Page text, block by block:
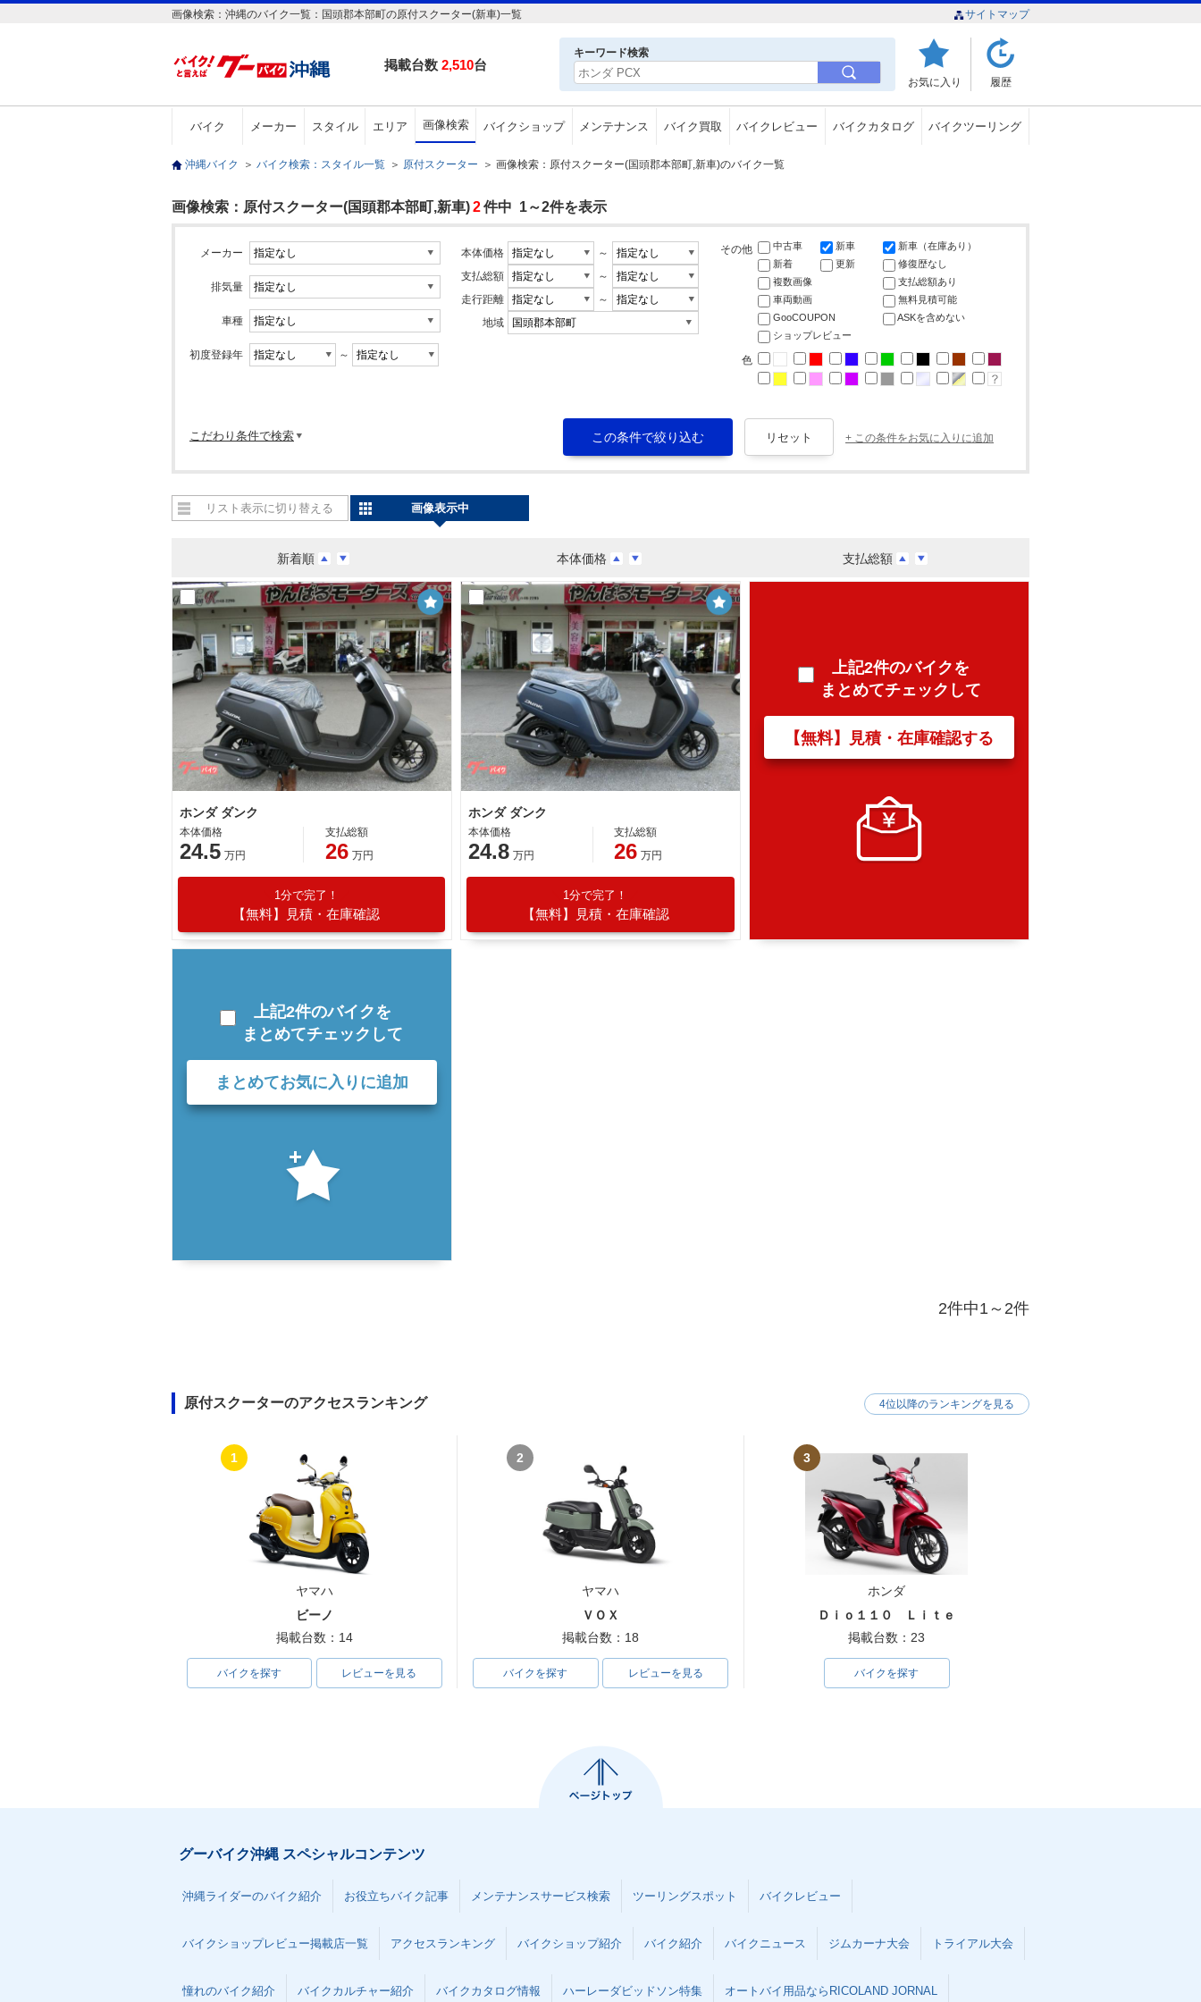
画像検索：沖縄のバイク一覧：国頭郡本部町の原付スクーター(新車)一覧 サイトマップ
掲載台数 2,510台
キーワード検索
お気に入り 履歴
バイク メーカー スタイル エリア 画像検索 バイクショップ メンテナンス バイク買取 バイクレビュー バイクカタログ バイクツーリング
沖縄バイク ＞ バイク検索：スタイル一覧 ＞ 原付スクーター ＞ 画像検索：原付スクーター(国頭郡本部町,新車)のバイク一覧
画像検索：原付スクーター(国頭郡本部町,新車)2件中 1～2件を表示
メーカー
排気量
車種
初度登録年 ～
本体価格
～
支払総額
～
走行距離
～
地域
その他 中古車 新車
新車（在庫あり）
新着
更新
修復歴なし
複数画像
支払総額あり
車両動画
無料見積可能
GooCOUPON
ASKを含めない
ショップレビュー
色
こだわり条件で検索 + この条件をお気に入りに追加
新着順 本体価格 支払総額
リスト表示に切り替える 画像表示中
ホンダ ダンク
本体価格
24.5 万円
支払総額
26 万円
1分で完了！
【無料】見積・在庫確認
ホンダ ダンク
本体価格
24.8 万円
支払総額
26 万円
1分で完了！
【無料】見積・在庫確認
上記2件のバイクを
まとめてチェックして
【無料】見積・在庫確認する
上記2件のバイクを
まとめてチェックして
まとめてお気に入りに追加
2件中1～2件
原付スクーターのアクセスランキング
1
ヤマハ
ビーノ
掲載台数：14
バイクを探す レビューを見る
2
ヤマハ
ＶＯＸ
掲載台数：18
バイクを探す レビューを見る
3
ホンダ
Ｄｉｏ１１０ Ｌｉｔｅ
掲載台数：23
バイクを探す
4位以降のランキングを見る
グーバイク沖縄 スペシャルコンテンツ
沖縄ライダーのバイク紹介 お役立ちバイク記事 メンテナンスサービス検索 ツーリングスポット バイクレビュー
バイクショップレビュー掲載店一覧 アクセスランキング バイクショップ紹介 バイク紹介 バイクニュース ジムカーナ大会 トライアル大会
憧れのバイク紹介 バイクカルチャー紹介 バイクカタログ情報 ハーレーダビッドソン特集 オートバイ用品ならRICOLAND JORNAL